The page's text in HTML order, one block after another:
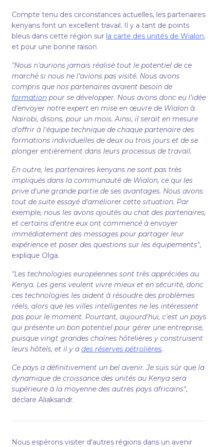
Compte tenu des circonstances actuelles, les partenaires
kenyans font un excellent travail. Il y a tant de points
bleus dans cette région sur la carte des unités de Wialon,
et pour une bonne raison
"Nous n'aurions jamais réalisé tout le potentiel de ce
marché si nous ne l'avions pas visité. Nous avons
compris que nos partenaires avaient besoin de
formation pour se développer. Nous avons donc eu l'idée
d'envoyer notre expert en mise en œuvre de Wialon à
Nairobi, disons, pour un mois. Ainsi, il serait en mesure
d'offrir à l'équipe technique de chaque partenaire des
formations individuelles de deux ou trois jours et de se
plonger entièrement dans leurs processus de travail.
En outre, les partenaires kenyans ne sont pas très
impliqués dans la communauté de Wialon, ce qui les
prive d'une grande partie de ses avantages. Nous avons
tout de suite essayé d'améliorer cette situation. Par
exemple, nous les avons ajoutés au chat des partenaires,
et certains d'entre eux ont commencé à envoyer
immédiatement des messages pour partager leur
expérience et poser des questions sur les équipements",
explique Olga.
"Les technologies européennes sont très appréciées au
Kenya. Les gens veulent vivre mieux et en sécurité, donc
ces technologies les aident à résoudre des problèmes
réels, alors que les villes intelligentes ne les intéressent
pas pour le moment. Pourtant, aujourd'hui, c'est un pays
qui présente un bon potentiel pour gérer une entreprise,
puisque vingt grandes chaînes hôtelières y construisent
leurs hôtels, et il y a des réserves pétrolières.
Ce pays a définitivement un bel avenir. Je suis sûr que la
dynamique de croissance des unités au Kenya sera
supérieure à la moyenne des autres pays africains",
déclare Aliaksandr.
Nous espérons visiter d'autres régions dans un avenir